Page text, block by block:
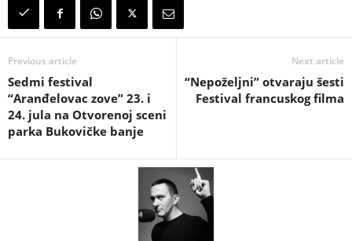
Previous article
Sedmi festival
“Aranđelovac zove” 23. i
24. jula na Otvorenoj sceni
parka Bukovičke banje
Next article
“Nepoželjni” otvaraju šesti
Festival francuskog filma